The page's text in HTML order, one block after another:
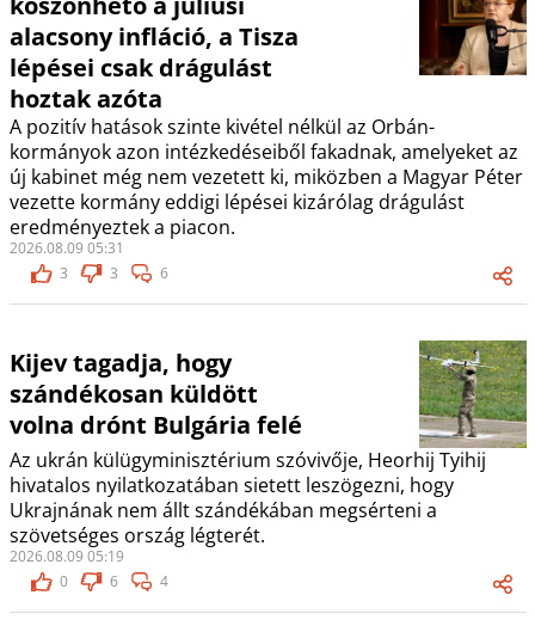
alacsony infláció, a Tisza
lépései csak drágulást
hoztak azóta
A pozitív hatások szinte kivétel nélkül az Orbán-
kormányok azon intézkedéseiből fakadnak, amelyeket az
új kabinet még nem vezetett ki, miközben a Magyar Péter
vezette kormány eddigi lépései kizárólag drágulást
eredményeztek a piacon.
2026.08.09 05:31
3
3 6
Kijev tagadja, hogy
szándékosan küldött
volna drónt Bulgária felé
Az ukrán külügyminisztérium szóvivője, Heorhij Tyihij
hivatalos nyilatkozatában sietett leszögezni, hogy
Ukrajnának nem állt szándékában megsérteni a
szövetséges ország légterét.
2026.08.09 05:19
0
6 4